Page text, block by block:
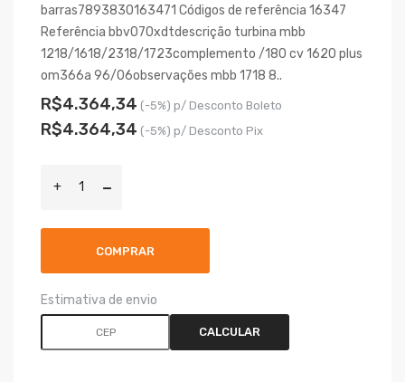
barras7893830163471 Códigos de referência 16347
Referência bbv070xdtdescrição turbina mbb
1218/1618/2318/1723complemento /180 cv 1620 plus
om366a 96/06observações mbb 1718 8..
R$4.364,34 (-5%) p/ Desconto Boleto
R$4.364,34 (-5%) p/ Desconto Pix
COMPRAR
Estimativa de envio
CALCULAR